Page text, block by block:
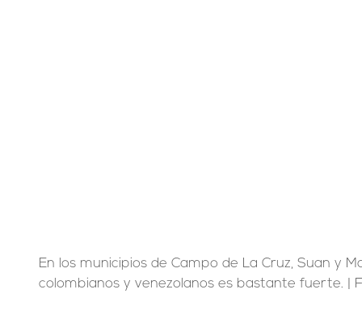
En los municipios de Campo de La Cruz, Suan y
colombianos y venezolanos es bastante fuerte. |